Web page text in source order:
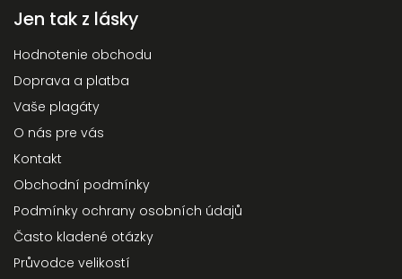
Jen tak z lásky
Hodnotenie obchodu
Doprava a platba
Vaše plagáty
O nás pre vás
Kontakt
Obchodní podmínky
Podmínky ochrany osobních údajů
Často kladené otázky
Průvodce velikostí